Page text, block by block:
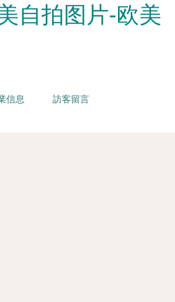
自拍图片-欧美
信息 訪客留言